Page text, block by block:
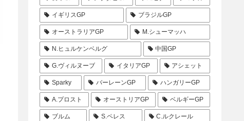
イギリスGP ブラジルGP
オーストラリアGP M.シューマッハ
N.ヒュルケンベルグ 中国GP
G.ヴィルヌーブ イタリアGP アシェット
Sparky バーレーンGP ハンガリーGP
A.プロスト オーストリアGP ベルギーGP
ブルム S.ペレス C.ルクレール